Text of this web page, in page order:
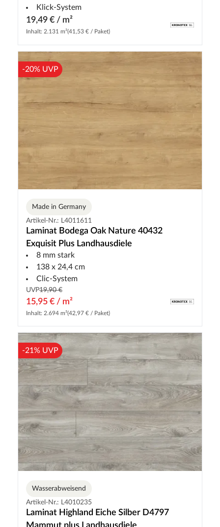
Klick-System
19,49 € / m²
Inhalt: 2.131 m²(41,53 € / Paket)
-20% UVP
Made in Germany
Artikel-Nr.: L4011611
Laminat Bodega Oak Nature 40432
Exquisit Plus Landhausdiele
8 mm stark
138 x 24,4 cm
Clic-System
UVP19,90 €
15,95 € / m²
Inhalt: 2.694 m²(42,97 € / Paket)
-21% UVP
Wasserabweisend
Artikel-Nr.: L4010235
Laminat Highland Eiche Silber D4797